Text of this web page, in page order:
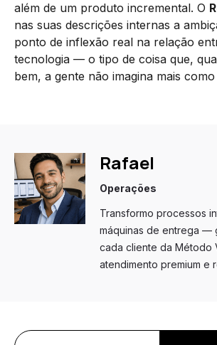
além de um produto incremental. O
nas suas descrições internas a
ponto de inflexão real na relação
tecnologia — o tipo de coisa que,
bem, a gente não imagina mais como
Rafael
Operações
Transformo processos
máquinas de entrega —
cada cliente da Método
atendimento premium e